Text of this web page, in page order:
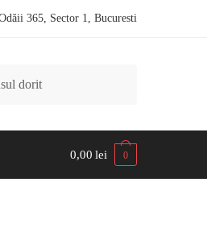
365, Sector 1, Bucuresti
0,00lei 0